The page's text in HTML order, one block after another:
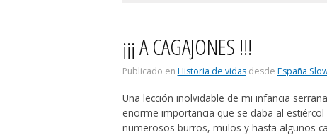
¡¡¡ A CAGAJONES !!!
Publicado en Historia de vidasdesde España
Una lección inolvidable de mi infancia
enorme importancia que se daba al
numerosos burros, mulos y hasta algunos